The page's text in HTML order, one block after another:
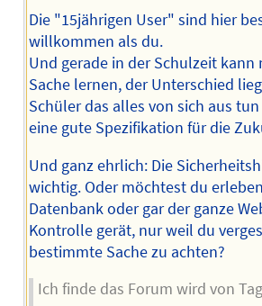
Die "15jährigen User" sind hier
willkommen als du.
Und gerade in der Schulzeit
Sache lernen, der Unterschied
Schüler das alles von sich aus
eine gute Spezifikation für die
Und ganz ehrlich: Die
wichtig. Oder möchtest du
Datenbank oder gar der ganze
Kontrolle gerät, nur weil du
bestimmte Sache zu achten?
Ich finde das Forum wird von